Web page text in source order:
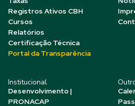
Registros Ativos CBH
Cursos
Relatórios
Certificação Técnica
Portal da Transparência
Institucional
Desenvolvimento |
PRONACAP